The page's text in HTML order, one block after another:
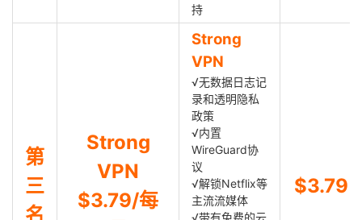
持
第
三
名
Strong
VPN
$3.79/每
Strong
VPN
√无数据日志记
录和透明隐私
政策
√内置
WireGuard协
议
√解锁Netflix等
主流流媒体
√带有免费的云
$3.79